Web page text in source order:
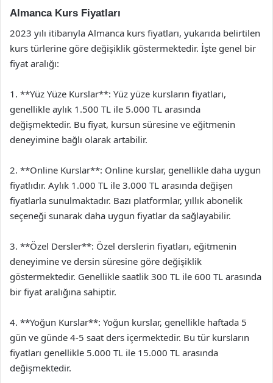
Almanca Kurs Fiyatları
2023 yılı itibarıyla Almanca kurs fiyatları, yukarıda belirtilen
kurs türlerine göre değişiklik göstermektedir. İşte genel bir
fiyat aralığı:
1. **Yüz Yüze Kurslar**: Yüz yüze kursların fiyatları,
genellikle aylık 1.500 TL ile 5.000 TL arasında
değişmektedir. Bu fiyat, kursun süresine ve eğitmenin
deneyimine bağlı olarak artabilir.
2. **Online Kurslar**: Online kurslar, genellikle daha uygun
fiyatlıdır. Aylık 1.000 TL ile 3.000 TL arasında değişen
fiyatlarla sunulmaktadır. Bazı platformlar, yıllık abonelik
seçeneği sunarak daha uygun fiyatlar da sağlayabilir.
3. **Özel Dersler**: Özel derslerin fiyatları, eğitmenin
deneyimine ve dersin süresine göre değişiklik
göstermektedir. Genellikle saatlik 300 TL ile 600 TL arasında
bir fiyat aralığına sahiptir.
4. **Yoğun Kurslar**: Yoğun kurslar, genellikle haftada 5
gün ve günde 4-5 saat ders içermektedir. Bu tür kursların
fiyatları genellikle 5.000 TL ile 15.000 TL arasında
değişmektedir.